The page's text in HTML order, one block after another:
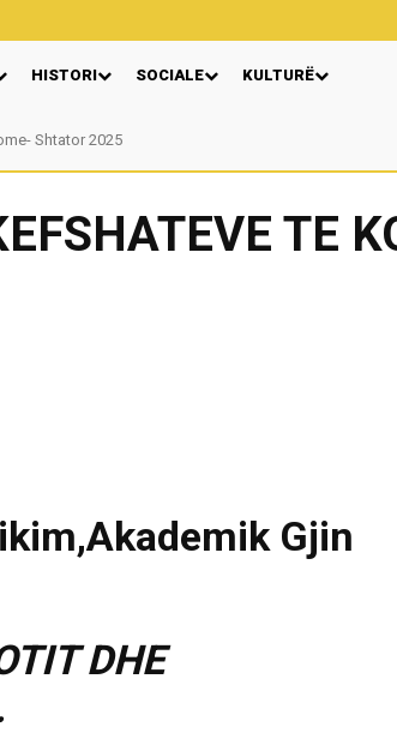
HISTORI SOCIALE KULTURË
Shtator 2025
TE
Gjin
DHE